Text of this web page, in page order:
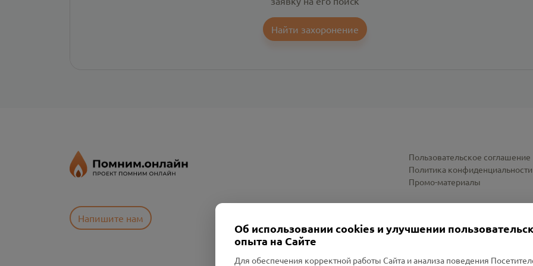
Найти захоронение
Напишите нам
Пользовательское соглашение
Политика конфиденциальности
Промо-материалы
Об использовании cookies и улучшении
опыта на Сайте
Для обеспечения корректной работы Сайта и анализа поведения